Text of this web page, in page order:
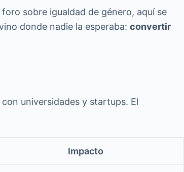
sobre igualdad de género, aquí se
donde nadie la esperaba: convertir
con universidades y startups. El
Impacto